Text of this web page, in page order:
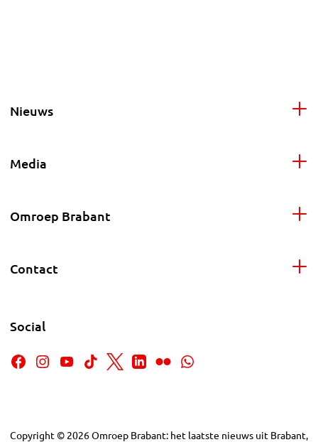
Nieuws
Media
Omroep Brabant
Contact
Social
Copyright © 2026Omroep Brabant: het laatste nieuws uit Brabant,